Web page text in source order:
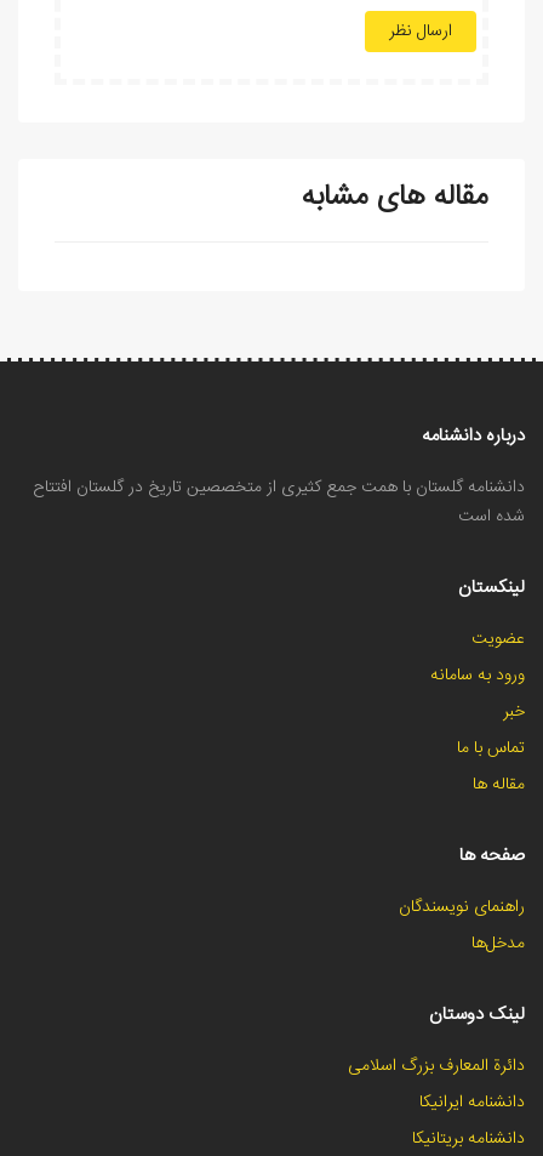
ارسال نظر
مقاله های مشابه
درباره دانشنامه
دانشنامه گلستان با همت جمع کثیری از متخصصین تاریخ در گلستان افتتاح
شده است
لینکستان
عضویت
ورود به سامانه
خبر
تماس با ما
مقاله ها
صفحه ها
راهنمای نویسندگان
مدخل‌ها
لینک دوستان
دائرة المعارف بزرگ اسلامی
دانشنامه ایرانیکا
دانشنامه بریتانیکا